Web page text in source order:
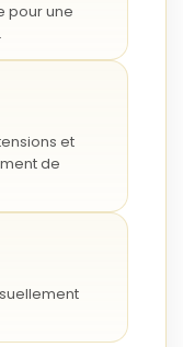
pour une
et
de